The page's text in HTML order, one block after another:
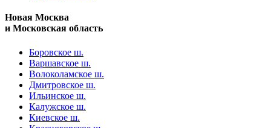
Новая Москва
и Московская область
Боровское ш.
Варшавское ш.
Волоколамское ш.
Дмитровское ш.
Ильинское ш.
Калужское ш.
Киевское ш.